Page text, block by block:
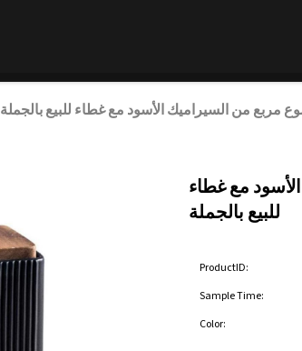
مربع من السيراميك الأسود مع غطاء للبيع بالجملة
مع غطاء
للبيع بالجملة
ProductID:
Sample Time:
Color: